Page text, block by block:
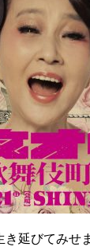
延びてみせ